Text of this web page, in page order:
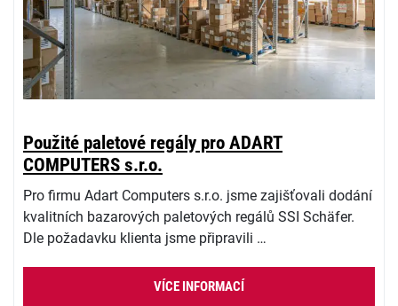
Použité paletové regály pro ADART
COMPUTERS s.r.o.
Pro firmu Adart Computers s.r.o. jsme zajišťovali dodání
kvalitních bazarových paletových regálů SSI Schäfer.
Dle požadavku klienta jsme připravili …
VÍCE INFORMACÍ